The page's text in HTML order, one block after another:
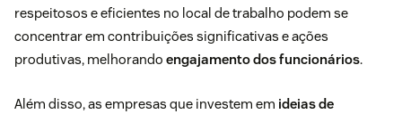
respeitosos e eficientes no local de trabalho podem se
concentrar em contribuições significativas e ações
produtivas, melhorando engajamento dos funcionários.
Além disso, as empresas que investem em ideias de